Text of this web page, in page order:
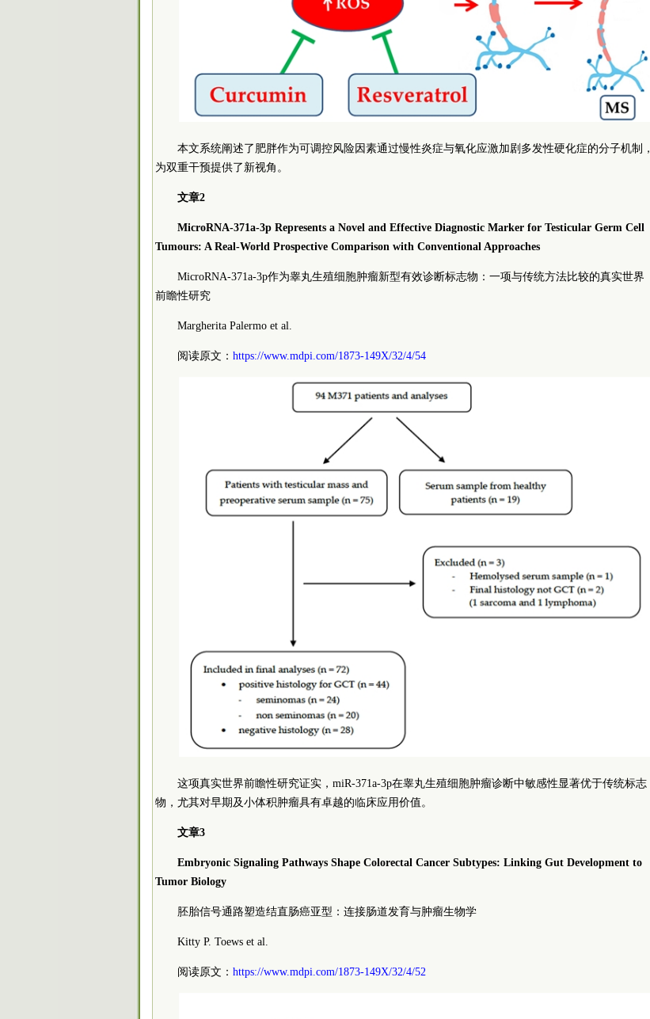
本文系统阐述了肥胖作为可调控风险因素通过慢性炎症与氧化应激加剧多发性硬化症的分子机制，
为双重干预提供了新视角。
文章2
MicroRNA-371a-3p Represents a Novel and Effective Diagnostic Marker for Testicular Germ Cell
Tumours: A Real-World Prospective Comparison with Conventional Approaches
MicroRNA-371a-3p作为睾丸生殖细胞肿瘤新型有效诊断标志物：一项与传统方法比较的真实世界
前瞻性研究
Margherita Palermo et al.
阅读原文： https://www.mdpi.com/1873-149X/32/4/54
这项真实世界前瞻性研究证实，miR-371a-3p在睾丸生殖细胞肿瘤诊断中敏感性显著优于传统标志
物，尤其对早期及小体积肿瘤具有卓越的临床应用价值。
文章3
Embryonic Signaling Pathways Shape Colorectal Cancer Subtypes: Linking Gut Development to
Tumor Biology
胚胎信号通路塑造结直肠癌亚型：连接肠道发育与肿瘤生物学
Kitty P. Toews et al.
阅读原文： https://www.mdpi.com/1873-149X/32/4/52